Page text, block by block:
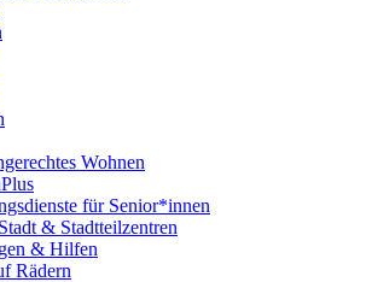
Wohnen
für Senior*innen
& Stadtteilzentren
& Hilfen
Rädern